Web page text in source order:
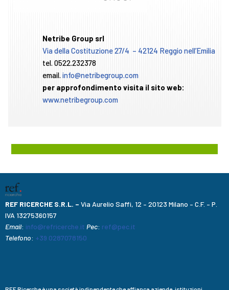
Netribe Group srl
Via della Costituzione 27/4 – 42124 Reggio nell’Emilia
tel. 0522.232378
email. info@netribegroup.com
per approfondimento visita il sito web:
www.netribegroup.com
REF RICERCHE S.R.L. – Via Aurelio Saffi, 12 – 20123 Milano – C.F. – P.
IVA 13275360157
Email: info@refricerche.it Pec: ref@pec.it
Telefono: +39 0287078150